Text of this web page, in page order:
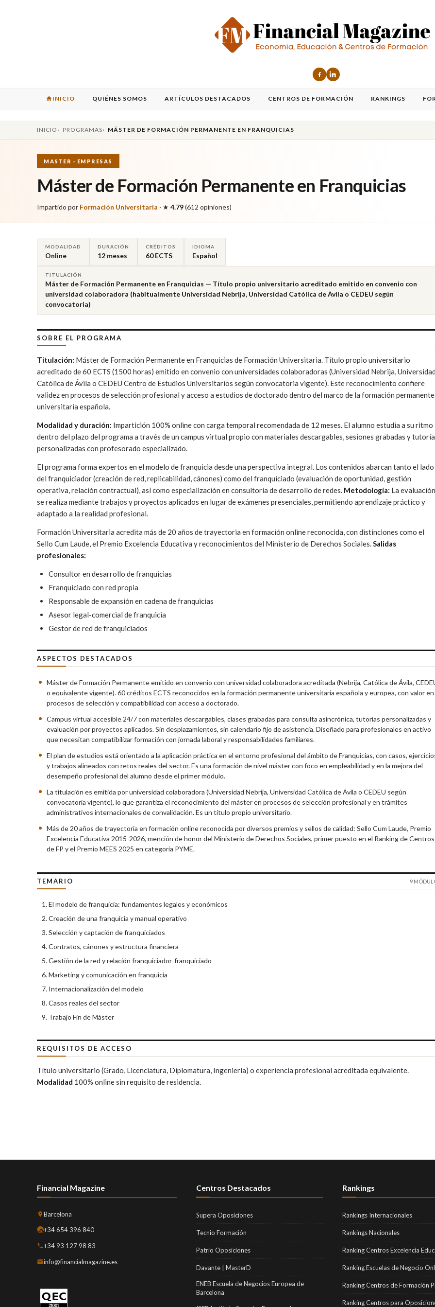
INICIO QUIÉNES SOMOS ARTÍCULOS DESTACADOS CENTROS DE FORMACIÓN RANKINGS
INICIO PROGRAMAS MÁSTER DE FORMACIÓN PERMANENTE EN FRANQUICIAS
MASTER · EMPRESAS
Máster de Formación Permanente en Franquicias
Impartido por Formación Universitaria · ★ 4.79(612 opiniones)
MODALIDAD
Online
DURACIÓN
12 meses
CRÉDITOS
60 ECTS
IDIOMA
Español
TITULACIÓN
Máster de Formación Permanente en Franquicias — Título propio universitario acreditado emitido en convenio con
universidad colaboradora (habitualmente Universidad Nebrija, Universidad Católica de Ávila o CEDEU según
convocatoria)
SOBRE EL PROGRAMA
Titulación: Máster de Formación Permanente en Franquicias de Formación Universitaria. Título propio universitario
acreditado de 60 ECTS (1500 horas) emitido en convenio con universidades colaboradoras (Universidad Nebrija,
Católica de Ávila o CEDEU Centro de Estudios Universitarios según convocatoria vigente). Este reconocimiento confiere
validez en procesos de selección profesional y acceso a estudios de doctorado dentro del marco de la formación permanente
universitaria española.
Modalidad y duración: Impartición 100% online con carga temporal recomendada de 12 meses. El alumno estudia a su ritmo
dentro del plazo del programa a través de un campus virtual propio con materiales descargables, sesiones grabadas y
personalizadas con profesorado especializado.
El programa forma expertos en el modelo de franquicia desde una perspectiva integral. Los contenidos abarcan tanto el lado
del franquiciador (creación de red, replicabilidad, cánones) como del franquiciado (evaluación de oportunidad, gestión
operativa, relación contractual), así como especialización en consultoría de desarrollo de redes. Metodología: La evaluación
se realiza mediante trabajos y proyectos aplicados en lugar de exámenes presenciales, permitiendo aprendizaje práctico y
adaptado a la realidad profesional.
Formación Universitaria acredita más de 20 años de trayectoria en formación online reconocida, con distinciones como el
Sello Cum Laude, el Premio Excelencia Educativa y reconocimientos del Ministerio de Derechos Sociales. Salidas
profesionales:
Consultor en desarrollo de franquicias
Franquiciado con red propia
Responsable de expansión en cadena de franquicias
Asesor legal-comercial de franquicia
Gestor de red de franquiciados
ASPECTOS DESTACADOS
Máster de Formación Permanente emitido en convenio con universidad colaboradora acreditada (Nebrija, Católica de Ávila,
o equivalente vigente). 60 créditos ECTS reconocidos en la formación permanente universitaria española y europea, con valor en
procesos de selección y compatibilidad con acceso a doctorado.
Campus virtual accesible 24/7 con materiales descargables, clases grabadas para consulta asincrónica, tutorías personalizadas y
evaluación por proyectos aplicados. Sin desplazamientos, sin calendario fijo de asistencia. Diseñado para profesionales en activo
que necesitan compatibilizar formación con jornada laboral y responsabilidades familiares.
El plan de estudios está orientado a la aplicación práctica en el entorno profesional del ámbito de Franquicias, con casos,
y trabajos alineados con retos reales del sector. Es una formación de nivel máster con foco en empleabilidad y en la mejora del
desempeño profesional del alumno desde el primer módulo.
La titulación es emitida por universidad colaboradora (Universidad Nebrija, Universidad Católica de Ávila o CEDEU según
convocatoria vigente), lo que garantiza el reconocimiento del máster en procesos de selección profesional y en trámites
administrativos internacionales de convalidación. Es un título propio universitario.
Más de 20 años de trayectoria en formación online reconocida por diversos premios y sellos de calidad: Sello Cum Laude, Premio
Excelencia Educativa 2015-2026, mención de honor del Ministerio de Derechos Sociales, primer puesto en el Ranking de Centros
de FP y el Premio MEES 2025 en categoría PYME.
TEMARIO 9
El modelo de franquicia: fundamentos legales y económicos
Creación de una franquicia y manual operativo
Selección y captación de franquiciados
Contratos, cánones y estructura financiera
Gestión de la red y relación franquiciador-franquiciado
Marketing y comunicación en franquicia
Internacionalización del modelo
Casos reales del sector
Trabajo Fin de Máster
REQUISITOS DE ACCESO
Título universitario (Grado, Licenciatura, Diplomatura, Ingeniería) o experiencia profesional acreditada equivalente.
Modalidad 100% online sin requisito de residencia.
Financial Magazine
Barcelona
+34 654 396 840
+34 93 127 98 83
info@financialmagazine.es
Centros Destacados
Supera Oposiciones
Tecnio Formación
Patrio Oposiciones
Davante | MasterD
ENEB Escuela de Negocios Europea de
Barcelona
Rankings
Rankings Internacionales
Rankings Nacionales
Ranking Centros Excelencia
Ranking Escuelas de Negocio
Ranking Centros de Formación
Ranking Centros para